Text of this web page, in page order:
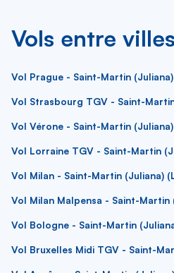
Vols entre
Vol Prague - Saint-Martin (Juliana)
Vol Strasbourg TGV - Saint-
Vol Vérone - Saint-Martin (Juliana)
Vol Lorraine TGV - Saint-Martin
Vol Milan - Saint-Martin (Juliana)
Vol Milan Malpensa - Saint-Martin
Vol Bologne - Saint-Martin
Vol Bruxelles Midi TGV - Saint-